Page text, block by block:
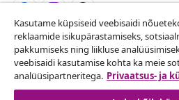
Lepingust taganemine
Esita oma tellimuse kohta
Kasutame küpsiseid veebisaidi
reklaamide isikupärastamiseks,
pakkumiseks ning liikluse
veebisaidi kasutamise kohta ka meie
analüüsipartneritega. Privaatsus- ja